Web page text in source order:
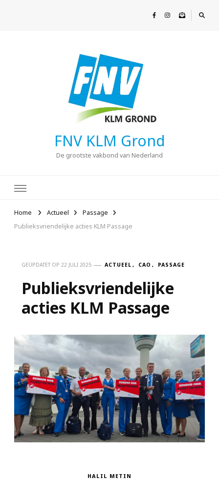
FNV KLM Grond
De grootste vakbond van Nederland
Home Actueel
Passage
Publieksvriendelijke acties KLM Passage
GEÜPDATET OP 22 JULI 2025 ACTUEEL CAO PASSAGE
Publieksvriendelijke
acties KLM Passage
HALIL METIN